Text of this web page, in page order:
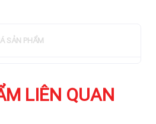
SẢN PHẨM
LIÊN QUAN